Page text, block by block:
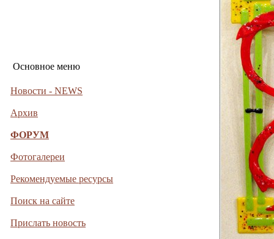
Основное меню
Новости - NEWS
Архив
ФОРУМ
Фотогалереи
Рекомендуемые ресурсы
Поиск на сайте
Прислать новость